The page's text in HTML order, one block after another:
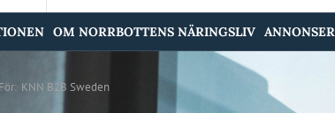
OM NORRBOTTENS NÄRINGSLIV
För: KNN B2B Sweden